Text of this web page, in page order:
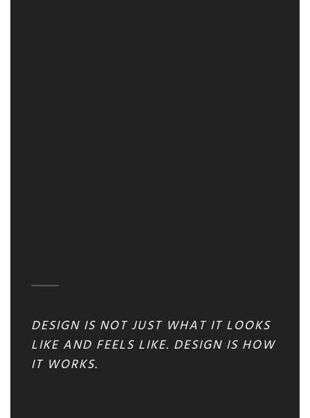
DESIGN IS NOT JUST WHAT IT LOOKS
LIKE AND FEELS LIKE. DESIGN IS HOW
IT WORKS.